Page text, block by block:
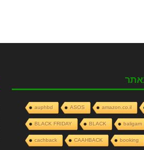
amazon.co.il
ASOS
auphbd
baligam
BLACK
BLACK FRIDAY
booking
CAAHBACK
cachback